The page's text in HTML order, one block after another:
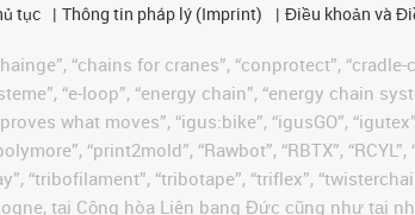
tục Thông tin pháp lý (Imprint) Điều khoản và
“chains for cranes”, “conprotect”, “cradle-
“e-loop”, “energy chain”, “energy chain
what moves”, “igus:bike”, “igusGO”,
“print2mold”, “Rawbot”, “RBTX”, “RCYL”,
“tribofilament”, “tribotape”, “triflex”,
tại Cộng hòa Liên bang Đức cũng như tại